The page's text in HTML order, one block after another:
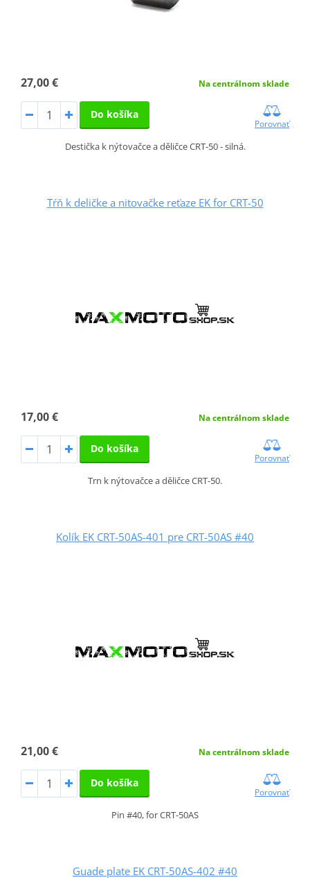
27,00 € Na centrálnom sklade
Do košíka
Porovnať
Destička k nýtovačce a děličce CRT-50 - silná.
Tŕň k deličke a nitovačke reťaze EK for CRT-50
17,00 € Na centrálnom sklade
Do košíka
Porovnať
Trn k nýtovačce a děličce CRT-50.
Kolík EK CRT-50AS-401 pre CRT-50AS #40
21,00 € Na centrálnom sklade
Do košíka
Porovnať
Pin #40, for CRT-50AS
Guade plate EK CRT-50AS-402 #40